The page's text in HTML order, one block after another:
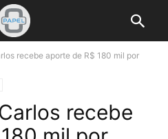
recebe aporte de R$ 180 mil por
recebe